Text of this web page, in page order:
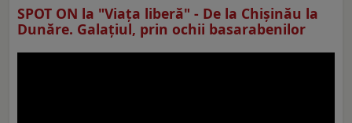
SPOT ON la "Viaţa liberă" - De la Chișinău la
Dunăre. Galațiul, prin ochii basarabenilor